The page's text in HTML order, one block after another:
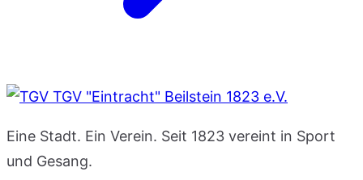
TGV "Eintracht" Beilstein 1823 e.V.
Eine Stadt. Ein Verein. Seit 1823 vereint in Sport
und Gesang.